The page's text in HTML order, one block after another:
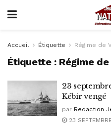
Accueil Étiquette Régime de
Étiquette : Régime
23
Kébir vengé
par Redaction
23